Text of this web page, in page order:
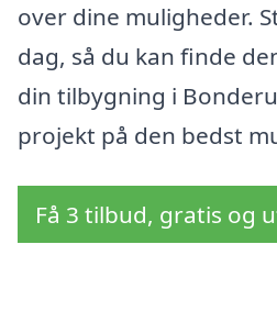
over dine muligheder.
dag, så du kan finde
din tilbygning i
projekt på den bedst
Få 3 tilbud, gratis og